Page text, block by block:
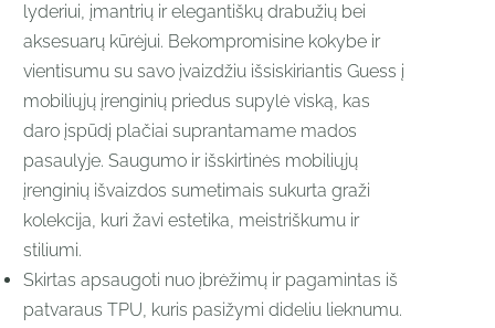
lyderiui, įmantrių ir elegantiškų drabužių bei
aksesuarų kūrėjui. Bekompromisine kokybe ir
vientisumu su savo įvaizdžiu išsiskiriantis Guess į
mobiliųjų įrenginių priedus supylė viską, kas
daro įspūdį plačiai suprantamame mados
pasaulyje. Saugumo ir išskirtinės mobiliųjų
įrenginių išvaizdos sumetimais sukurta graži
kolekcija, kuri žavi estetika, meistriškumu ir
stiliumi.
Skirtas apsaugoti nuo įbrėžimų ir pagamintas iš
patvaraus TPU, kuris pasižymi dideliu lieknumu.